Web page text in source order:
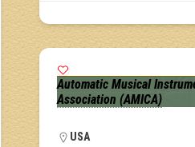
Automatic Musical
Association (AMICA)
USA